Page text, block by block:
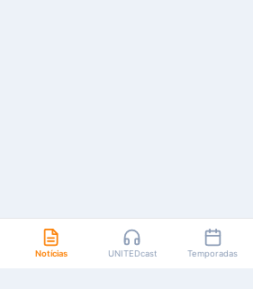
Notícias UNITEDcast Temporadas